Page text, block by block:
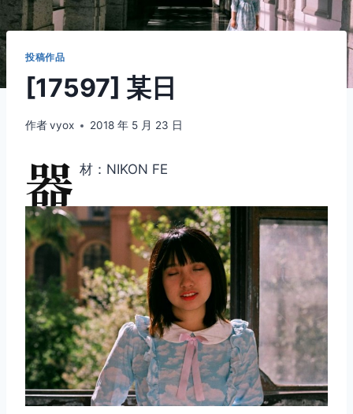
投稿作品
[17597] 某日
作者vyox 2018 年 5 月 23 日
器 材：NIKON FE